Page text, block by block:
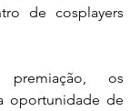
de cosplayers
os
oportunidade de